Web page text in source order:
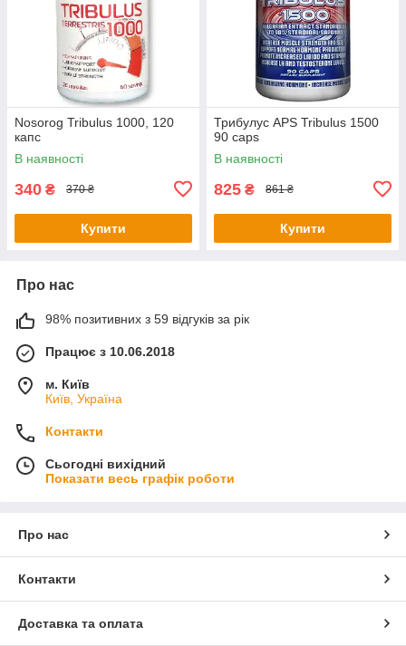
Nosorog Tribulus 1000, 120
капс
В наявності
340 ₴ 370 ₴
Купити
Трибулус APS Tribulus 1500
90 caps
В наявності
825 ₴ 861 ₴
Купити
Про нас
98% позитивних з 59 відгуків за рік
Працює з 10.06.2018
м. Київ
Київ, Україна
Контакти
Сьогодні вихідний
Показати весь графік роботи
Про нас
Контакти
Доставка та оплата